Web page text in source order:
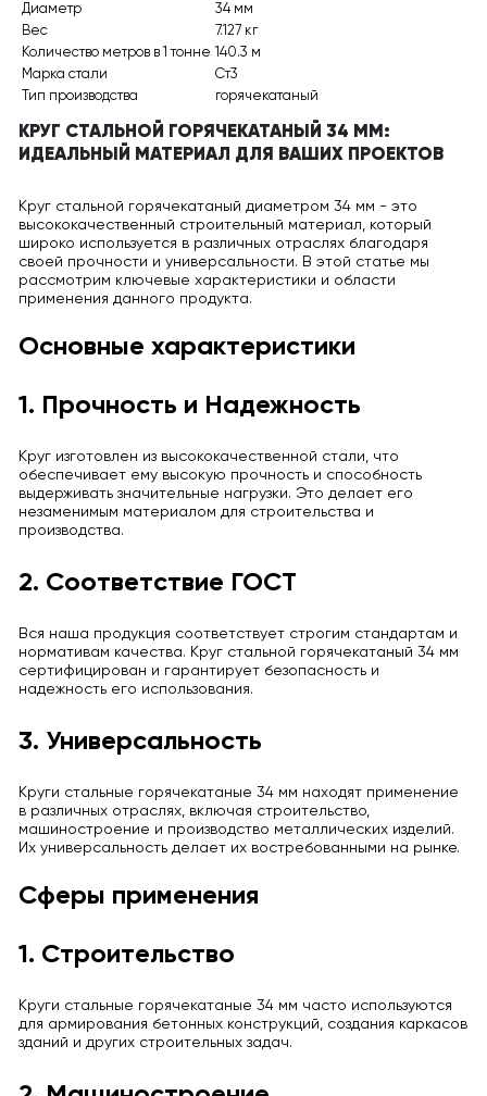
Диаметр
34 мм
Вес
7.127 кг
Количество метров в 1 тонне 140.3 м
Марка стали
Ст3
Тип производства
горячекатаный
КРУГ СТАЛЬНОЙ ГОРЯЧЕКАТАНЫЙ 34 ММ:
ИДЕАЛЬНЫЙ МАТЕРИАЛ ДЛЯ ВАШИХ ПРОЕКТОВ
Круг стальной горячекатаный диаметром 34 мм - это
высококачественный строительный материал, который
широко используется в различных отраслях благодаря
своей прочности и универсальности. В этой статье мы
рассмотрим ключевые характеристики и области
применения данного продукта.
Основные характеристики
1. Прочность и Надежность
Круг изготовлен из высококачественной стали, что
обеспечивает ему высокую прочность и способность
выдерживать значительные нагрузки. Это делает его
незаменимым материалом для строительства и
производства.
2. Соответствие ГОСТ
Вся наша продукция соответствует строгим стандартам и
нормативам качества. Круг стальной горячекатаный 34 мм
сертифицирован и гарантирует безопасность и
надежность его использования.
3. Универсальность
Круги стальные горячекатаные 34 мм находят применение
в различных отраслях, включая строительство,
машиностроение и производство металлических изделий.
Их универсальность делает их востребованными на рынке.
Сферы применения
1. Строительство
Круги стальные горячекатаные 34 мм часто используются
для армирования бетонных конструкций, создания каркасов
зданий и других строительных задач.